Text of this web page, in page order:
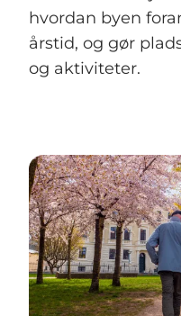
hvordan byen
årstid, og gør
og aktiviteter.